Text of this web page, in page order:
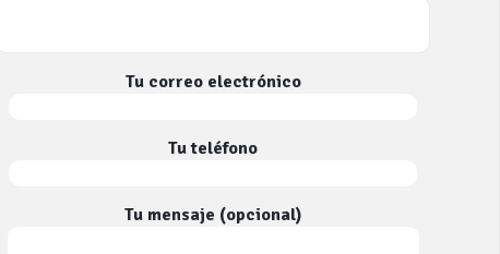
Tu correo electrónico
Tu teléfono
Tu mensaje (opcional)